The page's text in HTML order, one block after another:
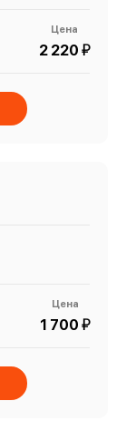
Цена
2 220 й
Цена
1 700 й